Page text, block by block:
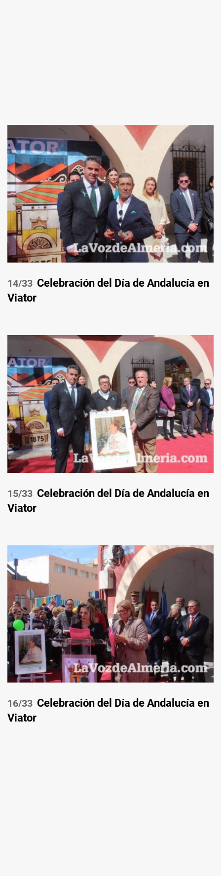
/33 Celebración del Día de Andalucía en
Viator
/33 Celebración del Día de Andalucía en
Viator
/33 Celebración del Día de Andalucía en
Viator